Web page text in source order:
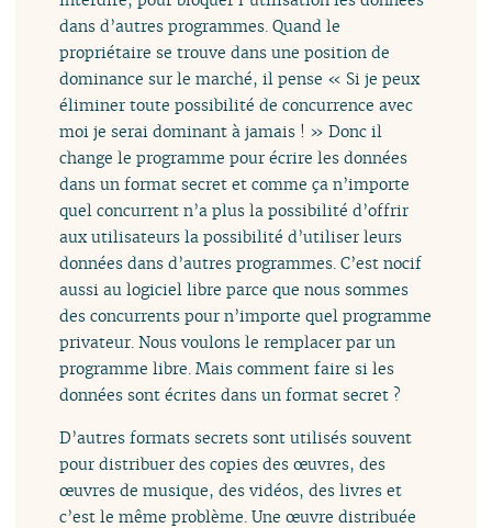
dans d’autres programmes. Quand le
propriétaire se trouve dans une position de
dominance sur le marché, il pense « Si je peux
éliminer toute possibilité de concurrence avec
moi je serai dominant à jamais ! » Donc il
change le programme pour écrire les données
dans un format secret et comme ça n’importe
quel concurrent n’a plus la possibilité d’offrir
aux utilisateurs la possibilité d’utiliser leurs
données dans d’autres programmes. C’est nocif
aussi au logiciel libre parce que nous sommes
des concurrents pour n’importe quel programme
privateur. Nous voulons le remplacer par un
programme libre. Mais comment faire si les
données sont écrites dans un format secret ?
D’autres formats secrets sont utilisés souvent
pour distribuer des copies des œuvres, des
œuvres de musique, des vidéos, des livres et
c’est le même problème. Une œuvre distribuée